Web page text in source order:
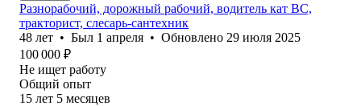
Разнорабочий, дорожный рабочий, водитель кат ВС,
тракторист, слесарь-сантехник
48 лет • Был 1 апреля • Обновлено 29 июля 2025
100 000 ₽
Не ищет работу
Общий опыт
15 лет 5 месяцев